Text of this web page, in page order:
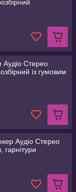
Аудіо Стерео
із гумовим
Аудіо Стерео
гарнітури